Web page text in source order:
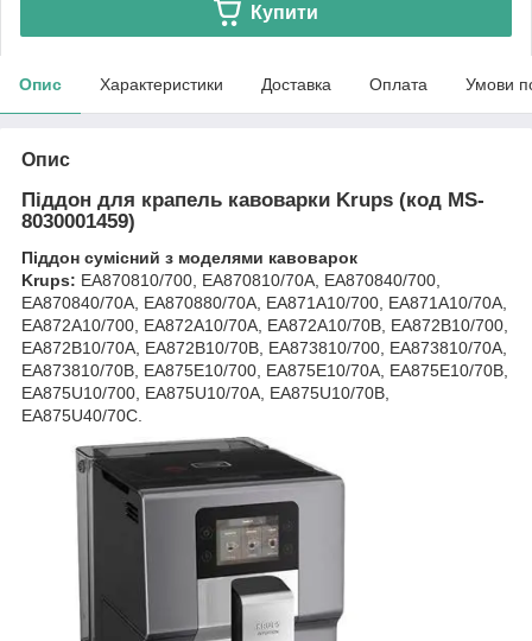
Купити
Опис Характеристики Доставка Оплата Умови
Опис
Піддон для крапель кавоварки Krups (код MS-
8030001459)
Піддон сумісний з моделями кавоварок
Krups: EA870810/700, EA870810/70A, EA870840/700,
EA870840/70A, EA870880/70A, EA871A10/700, EA871A10/70A,
EA872A10/700, EA872A10/70A, EA872A10/70B, EA872B10/700,
EA872B10/70A, EA872B10/70B, EA873810/700, EA873810/70A,
EA873810/70B, EA875E10/700, EA875E10/70A, EA875E10/70B,
EA875U10/700, EA875U10/70A, EA875U10/70B,
EA875U40/70C.